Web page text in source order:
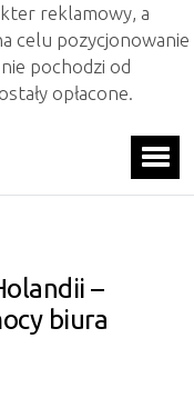
reklamowy, a
celu pozycjonowanie
pochodzi od
opłacone.
–
biura